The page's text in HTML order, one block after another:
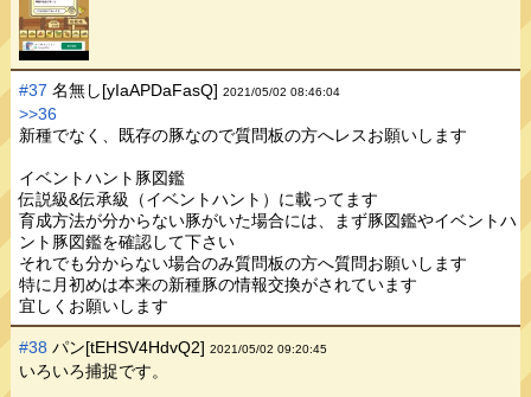
#37 名無し[yIaAPDaFasQ]2021/05/02 08:46:04
>>36
新種でなく、既存の豚なので質問板の方へレスお願いします
イベントハント豚図鑑
伝説級&伝承級（イベントハント）に載ってます
育成方法が分からない豚がいた場合には、まず豚図鑑やイベントハ
ント豚図鑑を確認して下さい
それでも分からない場合のみ質問板の方へ質問お願いします
特に月初めは本来の新種豚の情報交換がされています
宜しくお願いします
#38 パン[tEHSV4HdvQ2]2021/05/02 09:20:45
いろいろ捕捉です。